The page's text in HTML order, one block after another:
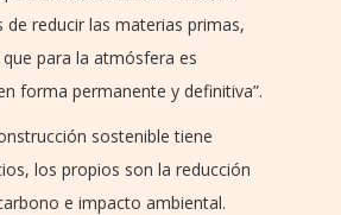
de reducir las materias primas,
para la atmósfera es
forma permanente y definitiva”.
sostenible tiene
los propios son la reducción
e impacto ambiental.